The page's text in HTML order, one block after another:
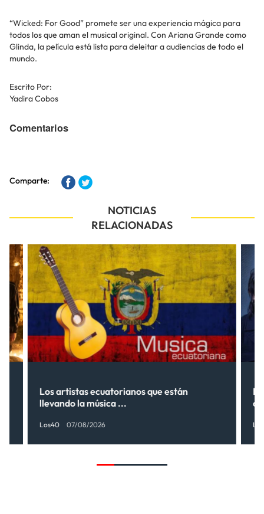
“Wicked: For Good” promete ser una experiencia mágica para
todos los que aman el musical original. Con Ariana Grande como
Glinda, la película está lista para deleitar a audiencias de todo el
mundo.
Escrito Por:
Yadira Cobos
Comentarios
Comparte:
NOTICIAS
RELACIONADAS
Los artistas ecuatorianos que están
llevando la música ...
Los40 07/08/2026